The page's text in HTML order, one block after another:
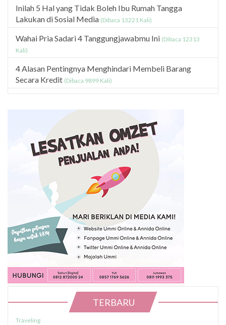
Inilah 5 Hal yang Tidak Boleh Ibu Rumah Tangga
Lakukan di Sosial Media (Dibaca 13221 Kali)
Wahai Pria Sadari 4 Tanggungjawabmu Ini (Dibaca 12313
Kali)
4 Alasan Pentingnya Menghindari Membeli Barang
Secara Kredit (Dibaca 9899 Kali)
TERBARU
Traveling